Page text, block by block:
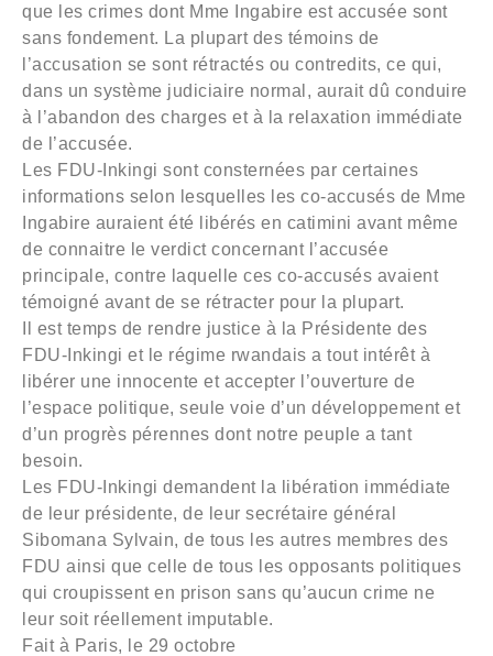
que les crimes dont Mme Ingabire est accusée sont
sans fondement. La plupart des témoins de
l’accusation se sont rétractés ou contredits, ce qui,
dans un système judiciaire normal, aurait dû conduire
à l’abandon des charges et à la relaxation immédiate
de l’accusée.
Les FDU-Inkingi sont consternées par certaines
informations selon lesquelles les co-accusés de Mme
Ingabire auraient été libérés en catimini avant même
de connaitre le verdict concernant l’accusée
principale, contre laquelle ces co-accusés avaient
témoigné avant de se rétracter pour la plupart.
Il est temps de rendre justice à la Présidente des
FDU-Inkingi et le régime rwandais a tout intérêt à
libérer une innocente et accepter l’ouverture de
l’espace politique, seule voie d’un développement et
d’un progrès pérennes dont notre peuple a tant
besoin.
Les FDU-Inkingi demandent la libération immédiate
de leur présidente, de leur secrétaire général
Sibomana Sylvain, de tous les autres membres des
FDU ainsi que celle de tous les opposants politiques
qui croupissent en prison sans qu’aucun crime ne
leur soit réellement imputable.
Fait à Paris, le 29 octobre